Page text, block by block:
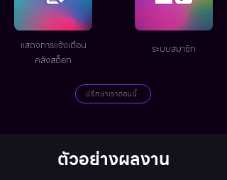
แสดงการแจ้งเตือน
คลังสต็อก
ระบบสมาชิก
ปรึกษาเราตอนนี้
ตัวอย่างผลงาน